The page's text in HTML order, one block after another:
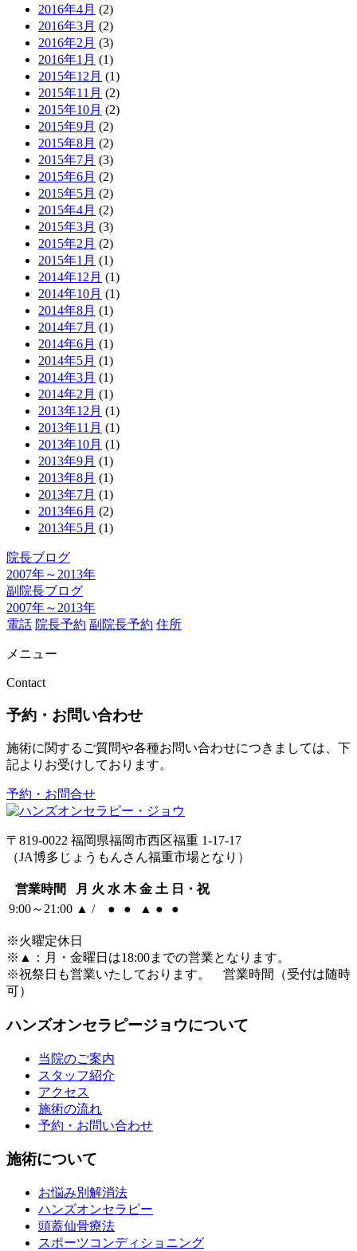
2016年4月 (2)
2016年3月 (2)
2016年2月 (3)
2016年1月 (1)
2015年12月 (1)
2015年11月 (2)
2015年10月 (2)
2015年9月 (2)
2015年8月 (2)
2015年7月 (3)
2015年6月 (2)
2015年5月 (2)
2015年4月 (2)
2015年3月 (3)
2015年2月 (2)
2015年1月 (1)
2014年12月 (1)
2014年10月 (1)
2014年8月 (1)
2014年7月 (1)
2014年6月 (1)
2014年5月 (1)
2014年3月 (1)
2014年2月 (1)
2013年12月 (1)
2013年11月 (1)
2013年10月 (1)
2013年9月 (1)
2013年8月 (1)
2013年7月 (1)
2013年6月 (2)
2013年5月 (1)
院長ブログ
2007年～2013年
副院長ブログ
2007年～2013年
電話 院長予約 副院長予約 住所
メニュー
Contact
予約・お問い合わせ
施術に関するご質問や各種お問い合わせにつきましては、下
記よりお受けしております。
予約・お問合せ
〒819-0022 福岡県福岡市西区福重 1-17-17
（JA博多じょうもんさん福重市場となり）
営業時間 月 火 水 木 金 土 日・祝
9:00～21:00 ▲ / ● ● ▲ ● ●
※火曜定休日
※ ▲
：月・金曜日は18:00までの営業となります。
※祝祭日も営業いたしております。 営業時間（受付は随時
可）
ハンズオンセラピージョウについて
当院のご案内
スタッフ紹介
アクセス
施術の流れ
予約・お問い合わせ
施術について
お悩み別解消法
ハンズオンセラピー
頭蓋仙骨療法
スポーツコンディショニング